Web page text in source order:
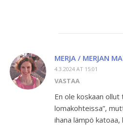
MERJA / MERJAN
4.3.2024 AT 15:01
VASTAA
En ole koskaan ollut
lomakohteissa”,
ihana lämpö